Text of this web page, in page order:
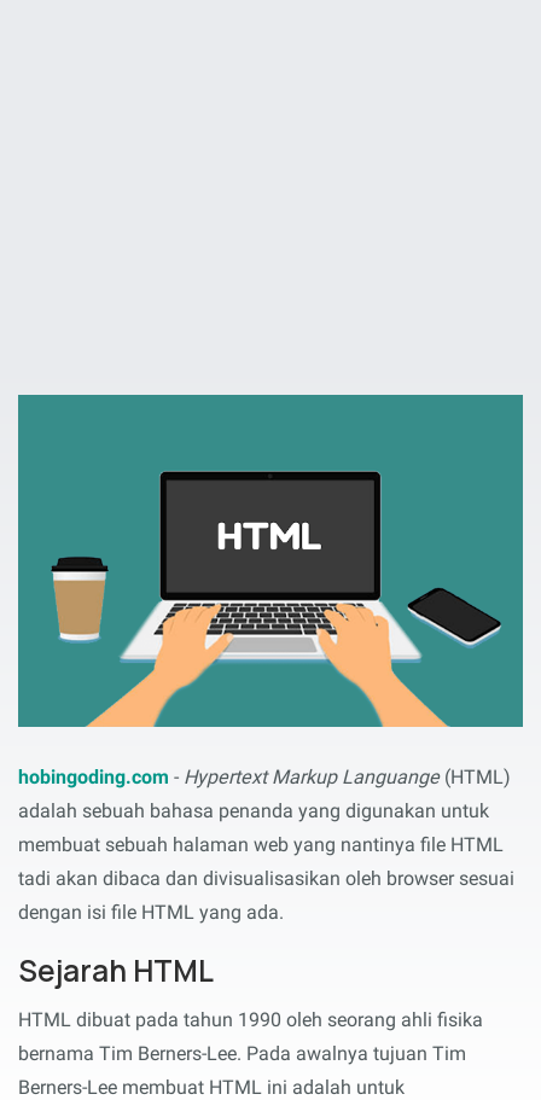
hobingoding.com - Hypertext Markup Languange(HTML)
adalah sebuah bahasa penanda yang digunakan untuk
membuat sebuah halaman web yang nantinya file HTML
tadi akan dibaca dan divisualisasikan oleh browser sesuai
dengan isi file HTML yang ada.
Sejarah HTML
HTML dibuat pada tahun 1990 oleh seorang ahli fisika
bernama Tim Berners-Lee. Pada awalnya tujuan Tim
Berners-Lee membuat HTML ini adalah untuk